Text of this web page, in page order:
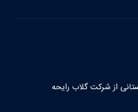
از شرکت گلاب رایحه